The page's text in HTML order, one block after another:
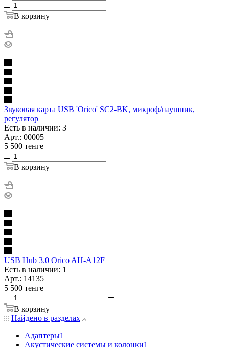
В корзину
Звуковая карта USB 'Orico' SC2-BK, микроф/наушник,
регулятор
Есть в наличии: 3
Арт.: 00005
5 500 тенге
В корзину
USB Hub 3.0 Orico AH-A12F
Есть в наличии: 1
Арт.: 14135
5 500 тенге
В корзину
Найдено в разделах
Адаптеры1
Акустические системы и колонки1